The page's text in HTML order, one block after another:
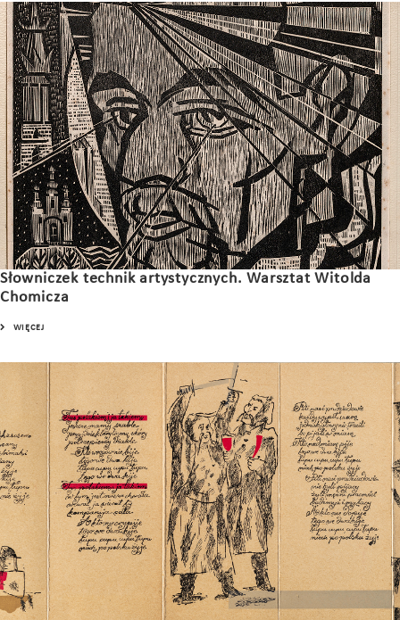
Słowniczek technik artystycznych. Warsztat Witolda
Chomicza
WIĘCEJ